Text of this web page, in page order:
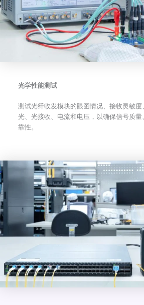
光学性能测试
测试光纤收发模块的眼图情况、接收灵敏
光、光接收、电流和电压，以确保信号质
靠性。